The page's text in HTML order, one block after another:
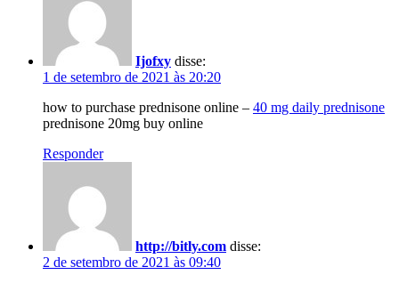
Ijofxy disse:
1 de setembro de 2021 às 20:20
how to purchase prednisone online – 40 mg daily prednisone
prednisone 20mg buy online
Responder
http://bitly.com disse:
2 de setembro de 2021 às 09:40